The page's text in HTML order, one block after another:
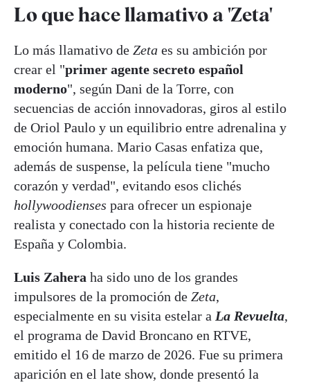
Lo que hace llamativo a 'Zeta'
Lo más llamativo de Zeta es su ambición por
crear el "primer agente secreto español
moderno", según Dani de la Torre, con
secuencias de acción innovadoras, giros al estilo
de Oriol Paulo y un equilibrio entre adrenalina y
emoción humana. Mario Casas enfatiza que,
además de suspense, la película tiene "mucho
corazón y verdad", evitando esos clichés
hollywoodienses para ofrecer un espionaje
realista y conectado con la historia reciente de
España y Colombia.
Luis Zahera ha sido uno de los grandes
impulsores de la promoción de Zeta,
especialmente en su visita estelar a La Revuelta,
el programa de David Broncano en RTVE,
emitido el 16 de marzo de 2026. Fue su primera
aparición en el late show, donde presentó la